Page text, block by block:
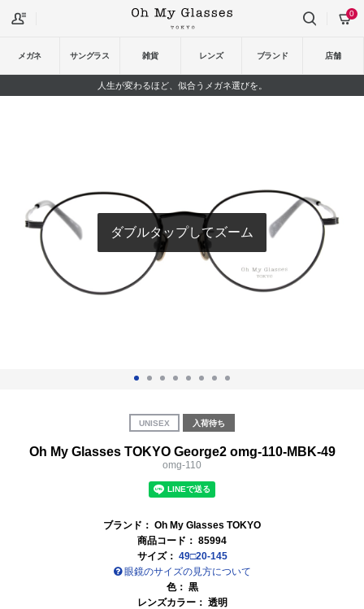
メガネ サングラス 雑貨 レンズ ブランド 店舗
0
人生が変わるほど、似合うメガネ選びを。
ダブルタップしてズーム
UNISEX 入荷待ち
Oh My Glasses TOKYO George2 omg-110-MBK-49
omg-110
ブランド： Oh My Glasses TOKYO
商品コード： 85994
サイズ： 49□20-145
眼鏡のサイズの見方について
色： 黒
レンズカラー： 透明